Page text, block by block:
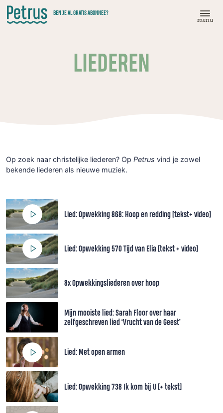
Doorgaan
naar
hoofdinhoud
BEN JE AL GRATIS ABONNEE?
menu
LIEDEREN
Op zoek naar christelijke liederen? Op Petrus vind je zowel
bekende liederen als nieuwe muziek.
Lied: Opwekking 868: Hoop en redding [tekst+ video]
Lied: Opwekking 570 Tijd van Elia [tekst + video]
8x Opwekkingsliederen over hoop
Mijn mooiste lied: Sarah Floor over haar
zelfgeschreven lied ‘Vrucht van de Geest’
Lied: Met open armen
Lied: Opwekking 738 Ik kom bij U [+ tekst]